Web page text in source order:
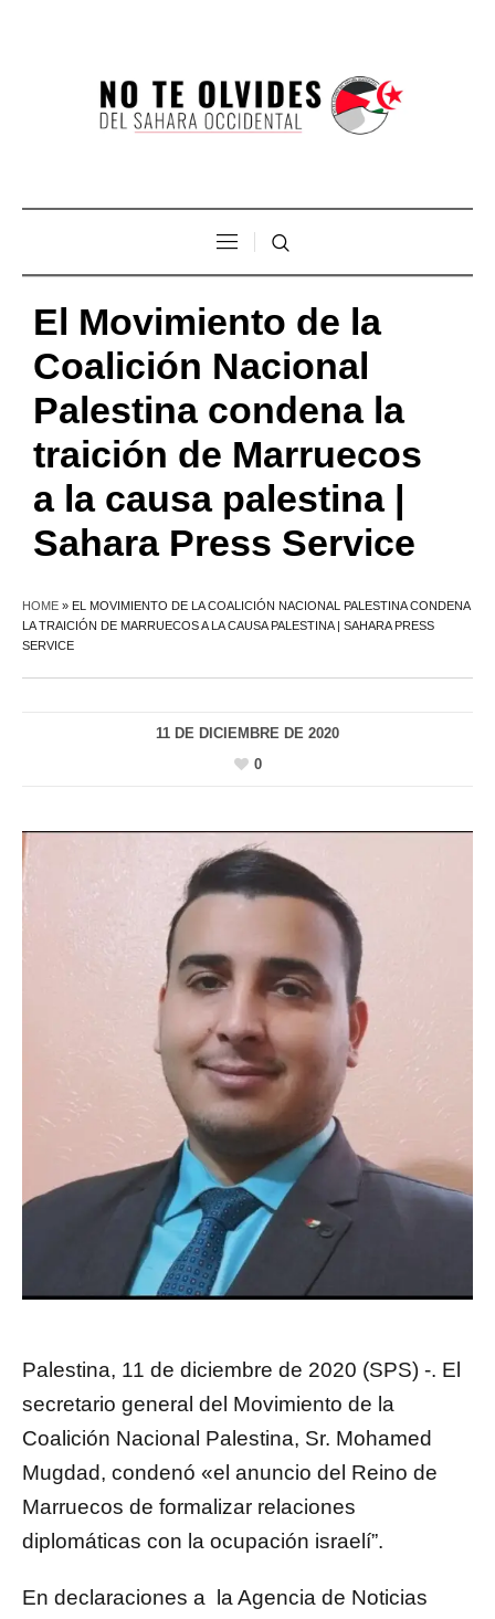
El Movimiento de la
Coalición Nacional
Palestina condena la
traición de Marruecos
a la causa palestina |
Sahara Press Service
HOME » EL MOVIMIENTO DE LA COALICIÓN NACIONAL PALESTINA CONDENA
LA TRAICIÓN DE MARRUECOS A LA CAUSA PALESTINA | SAHARA PRESS
SERVICE
11 DE DICIEMBRE DE 2020
0
Palestina, 11 de diciembre de 2020 (SPS) -. El
secretario general del Movimiento de la
Coalición Nacional Palestina, Sr. Mohamed
Mugdad, condenó «el anuncio del Reino de
Marruecos de formalizar relaciones
diplomáticas con la ocupación israelí”.
En declaraciones a la Agencia de Noticias